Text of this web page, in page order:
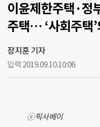
이윤제한주택·정
주택… ‘사회주택
장지훈 기자
입력 2019.09.10.10:06
ⓒ픽사베이